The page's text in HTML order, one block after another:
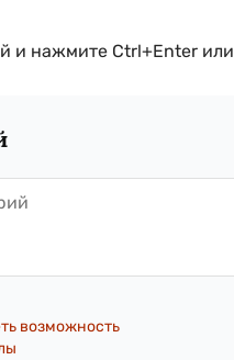
и нажмите Ctrl+Enter или
возможность